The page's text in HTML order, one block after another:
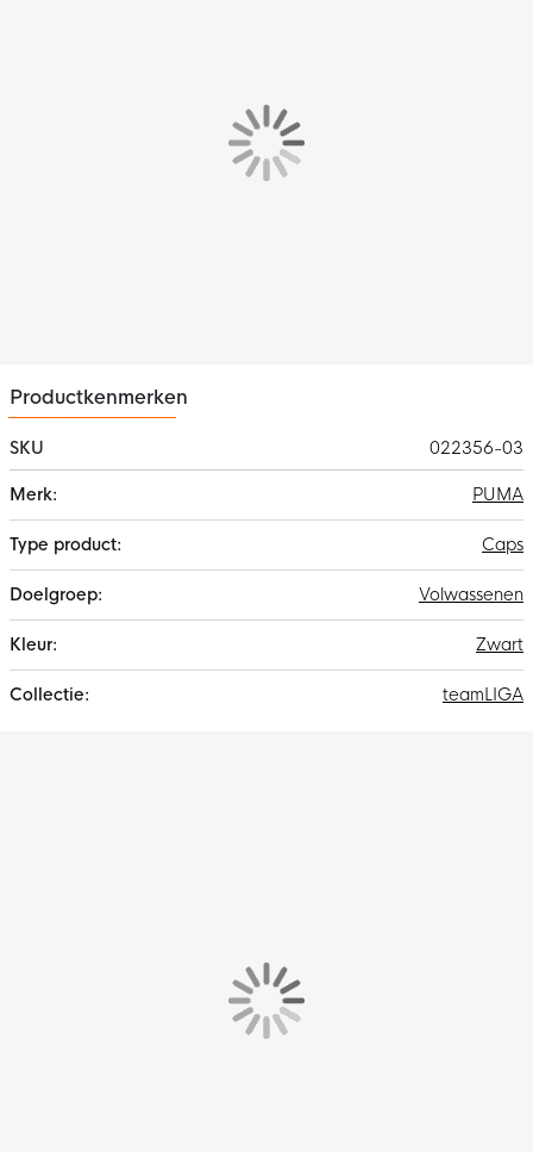
Productkenmerken
SKU
022356-03
informatie
PUMA
Caps
Volwassenen
Zwart
teamLIGA